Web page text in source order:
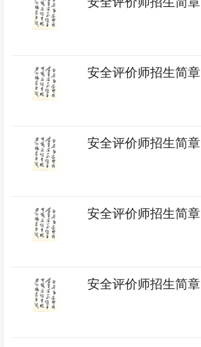
安全评价师招生简章
安全评价师招生简章
安全评价师招生简章
安全评价师招生简章